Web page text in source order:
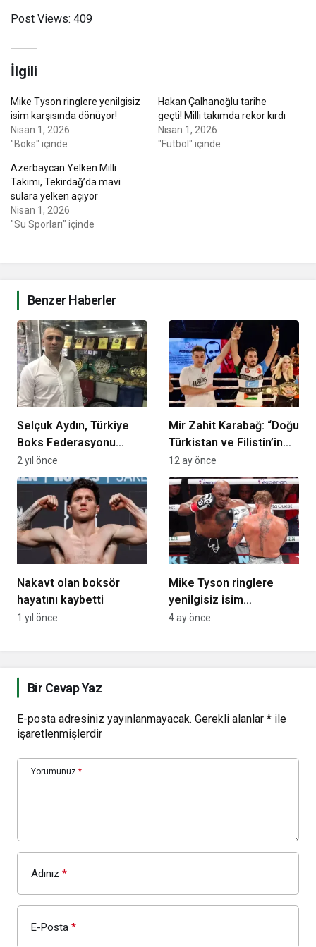
Post Views: 409
İlgili
Mike Tyson ringlere yenilgisiz
isim karşısında dönüyor!
Nisan 1, 2026
"Boks" içinde
Hakan Çalhanoğlu tarihe
geçti! Milli takımda rekor kırdı
Nisan 1, 2026
"Futbol" içinde
Azerbaycan Yelken Milli
Takımı, Tekirdağ’da mavi
sulara yelken açıyor
Nisan 1, 2026
"Su Sporları" içinde
Benzer Haberler
Selçuk Aydın, Türkiye
Boks Federasyonu
başkanlığına aday oluyor
2 yıl önce
Mir Zahit Karabağ: “Doğu
Türkistan ve Filistin’in
sesi olmaya çalıştım”
12 ay önce
Nakavt olan boksör
hayatını kaybetti
1 yıl önce
Mike Tyson ringlere
yenilgisiz isim
karşısında dönüyor!
4 ay önce
Bir Cevap Yaz
E-posta adresiniz yayınlanmayacak. Gerekli alanlar * ile
işaretlenmişlerdir
Yorumunuz *
Adınız *
E-Posta *